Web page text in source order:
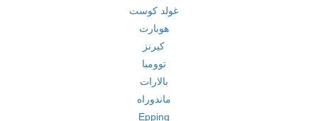
غولد كوست
هوبارت
كيرنز
توومبا
بالارات
ماندوراه
Epping